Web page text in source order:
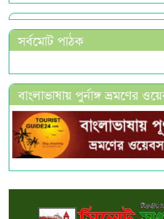
সর্বমোট পাঠক
বাংলাভাষায় পুর্নাঙ্গ ভ্রমণের